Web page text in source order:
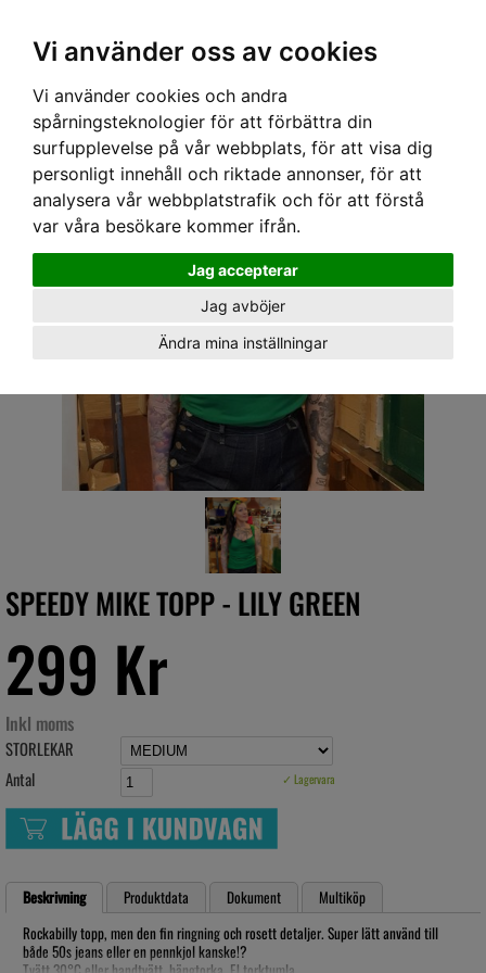
Vi använder oss av cookies
Vi använder cookies och andra
spårningsteknologier för att förbättra din
surfupplevelse på vår webbplats, för att visa dig
personligt innehåll och riktade annonser, för att
analysera vår webbplatstrafik och för att förstå
var våra besökare kommer ifrån.
Jag accepterar
Jag avböjer
Ändra mina inställningar
Hem› DAM›TOPPAR › SPEEDY MIKE TOPP - LILY GREEN
SPEEDY MIKE TOPP - LILY GREEN
299 Kr
Inkl moms
STORLEKAR
Antal
✓ Lagervara
Beskrivning Produktdata Dokument
Multiköp
Rockabilly topp, men den fin ringning och rosett detaljer. Super lätt använd till
både 50s jeans eller en pennkjol kanske!?